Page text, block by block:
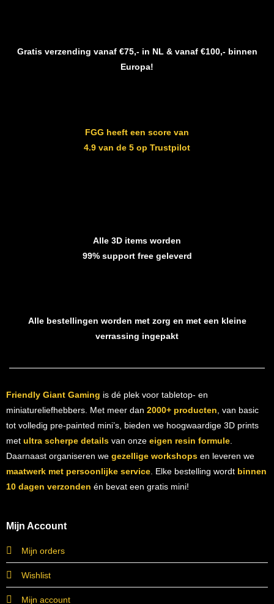
Gratis verzending vanaf €75,- in NL & vanaf €100,- binnen
Europa!
FGG heeft een score van
4.9 van de 5 op Trustpilot
Alle 3D items worden
99% support free geleverd
Alle bestellingen worden met zorg en met een kleine
verrassing ingepakt
Friendly Giant Gaming is dé plek voor tabletop- en
miniatureliefhebbers. Met meer dan 2000+ producten , van basic
tot volledig pre-painted mini’s, bieden we hoogwaardige 3D prints
met ultra scherpe detailsvan onze eigen resin formule.
Daarnaast organiseren we gezellige workshopsen leveren we
maatwerk met persoonlijke service. Elke bestelling wordt binnen
10 dagen verzonden én bevat een gratis mini!
Mijn Account
Mijn orders
Wishlist
Mijn account